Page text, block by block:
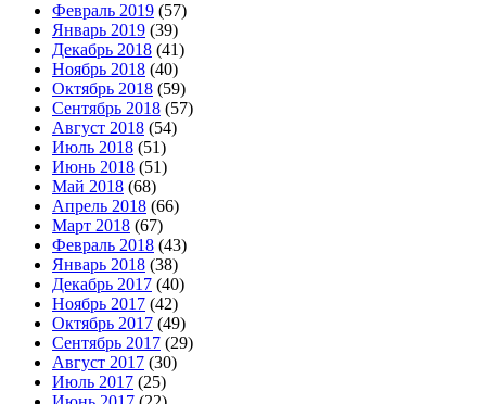
Февраль 2019 (57)
Январь 2019 (39)
Декабрь 2018 (41)
Ноябрь 2018 (40)
Октябрь 2018 (59)
Сентябрь 2018 (57)
Август 2018 (54)
Июль 2018 (51)
Июнь 2018 (51)
Май 2018 (68)
Апрель 2018 (66)
Март 2018 (67)
Февраль 2018 (43)
Январь 2018 (38)
Декабрь 2017 (40)
Ноябрь 2017 (42)
Октябрь 2017 (49)
Сентябрь 2017 (29)
Август 2017 (30)
Июль 2017 (25)